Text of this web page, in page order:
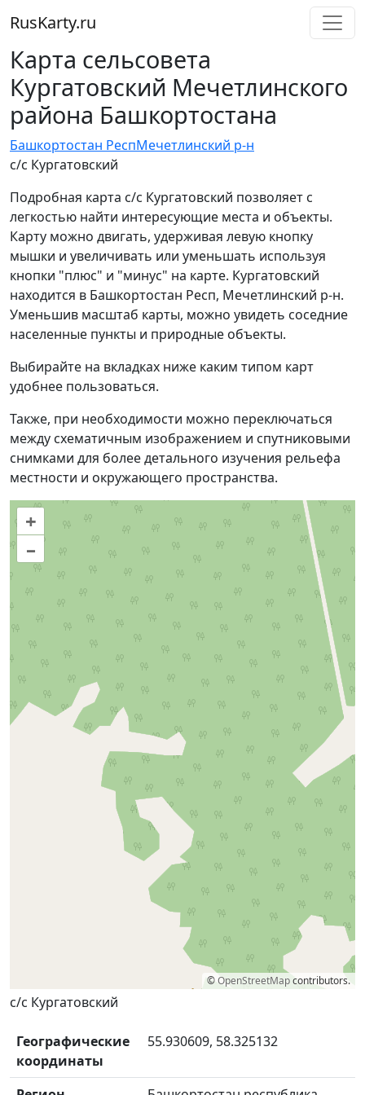
RusKarty.ru
Карта сельсовета
Кургатовский Мечетлинского
района Башкортостана
Башкортостан РеспМечетлинский р-н
с/с Кургатовский
Подробная карта с/с Кургатовский позволяет с
легкостью найти интересующие места и объекты.
Карту можно двигать, удерживая левую кнопку
мышки и увеличивать или уменьшать используя
кнопки "плюс" и "минус" на карте. Кургатовский
находится в Башкортостан Респ, Мечетлинский р-н.
Уменьшив масштаб карты, можно увидеть соседние
населенные пункты и природные объекты.
Выбирайте на вкладках ниже каким типом карт
удобнее пользоваться.
Также, при необходимости можно переключаться
между схематичным изображением и спутниковыми
снимками для более детального изучения рельефа
местности и окружающего пространства.
+
–
©OpenStreetMapcontributors.
с/с Кургатовский
Географические
координаты
55.930609, 58.325132